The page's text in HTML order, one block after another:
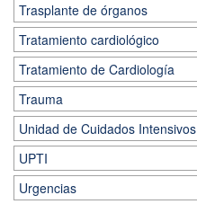
Trasplante de órganos
Tratamiento cardiológico
Tratamiento de Cardiología
Trauma
Unidad de Cuidados Intensivos
UPTI
Urgencias